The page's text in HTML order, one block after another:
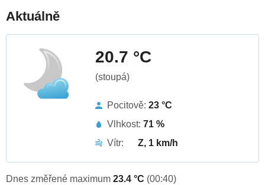
Aktuálně
20.7 °C
(stoupá)
Pocitově: 23 °C
Vlhkost: 71 %
Vítr:
Z, 1 km/h
Dnes změřené maximum 23.4 °C (00:40)